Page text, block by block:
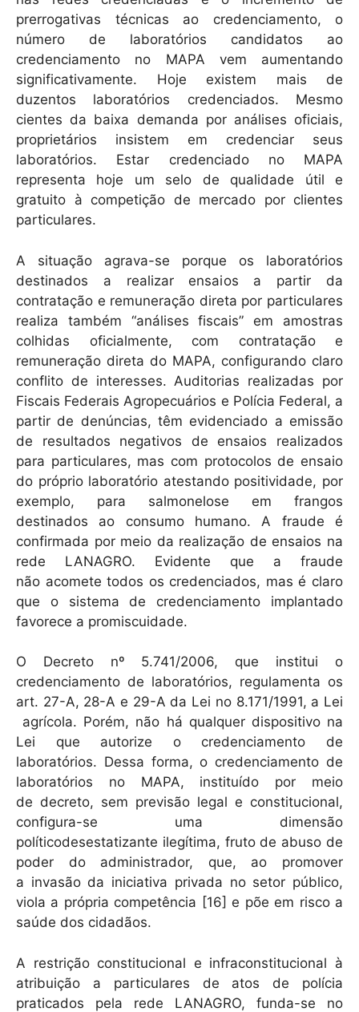
prerrogativas técnicas ao credenciamento, o
número de laboratórios candidatos ao
credenciamento no MAPA vem aumentando
significativamente. Hoje existem mais de
duzentos laboratórios credenciados. Mesmo
cientes da baixa demanda por análises oficiais,
proprietários insistem em credenciar seus
laboratórios. Estar credenciado no MAPA
representa hoje um selo de qualidade útil e
gratuito à competição de mercado por clientes
particulares.
A situação agrava-se porque os laboratórios
destinados a realizar ensaios a partir da
contratação e remuneração direta por particulares
realiza também “análises fiscais” em amostras
colhidas oficialmente, com contratação e
remuneração direta do MAPA, configurando claro
conflito de interesses. Auditorias realizadas por
Fiscais Federais Agropecuários e Polícia Federal, a
partir de denúncias, têm evidenciado a emissão
de resultados negativos de ensaios realizados
para particulares, mas com protocolos de ensaio
do próprio laboratório atestando positividade, por
exemplo, para salmonelose em frangos
destinados ao consumo humano. A fraude é
confirmada por meio da realização de ensaios na
rede LANAGRO. Evidente que a fraude
não acomete todos os credenciados, mas é claro
que o sistema de credenciamento implantado
favorece a promiscuidade.
O Decreto nº 5.741/2006, que institui o
credenciamento de laboratórios, regulamenta os
art. 27-A, 28-A e 29-A da Lei no 8.171/1991, a Lei
agrícola. Porém, não há qualquer dispositivo na
Lei que autorize o credenciamento de
laboratórios. Dessa forma, o credenciamento de
laboratórios no MAPA, instituído por meio
de decreto, sem previsão legal e constitucional,
configura-se uma dimensão
políticodesestatizante ilegítima, fruto de abuso de
poder do administrador, que, ao promover
a invasão da iniciativa privada no setor público,
viola a própria competência [16] e põe em risco a
saúde dos cidadãos.
A restrição constitucional e infraconstitucional à
atribuição a particulares de atos de polícia
praticados pela rede LANAGRO, funda-se no